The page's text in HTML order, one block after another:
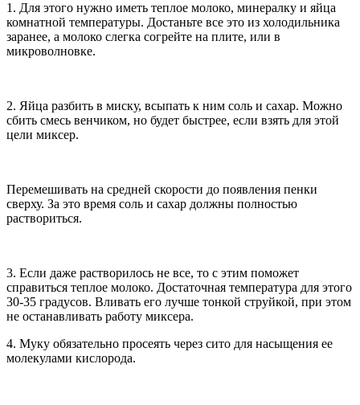
1. Для этого нужно иметь теплое молоко, минералку и яйца
комнатной температуры. Достаньте все это из холодильника
заранее, а молоко слегка согрейте на плите, или в
микроволновке.
2. Яйца разбить в миску, всыпать к ним соль и сахар. Можно
сбить смесь венчиком, но будет быстрее, если взять для этой
цели миксер.
Перемешивать на средней скорости до появления пенки
сверху. За это время соль и сахар должны полностью
раствориться.
3. Если даже растворилось не все, то с этим поможет
справиться теплое молоко. Достаточная температура для этого
30-35 градусов. Вливать его лучше тонкой струйкой, при этом
не останавливать работу миксера.
4. Муку обязательно просеять через сито для насыщения ее
молекулами кислорода.